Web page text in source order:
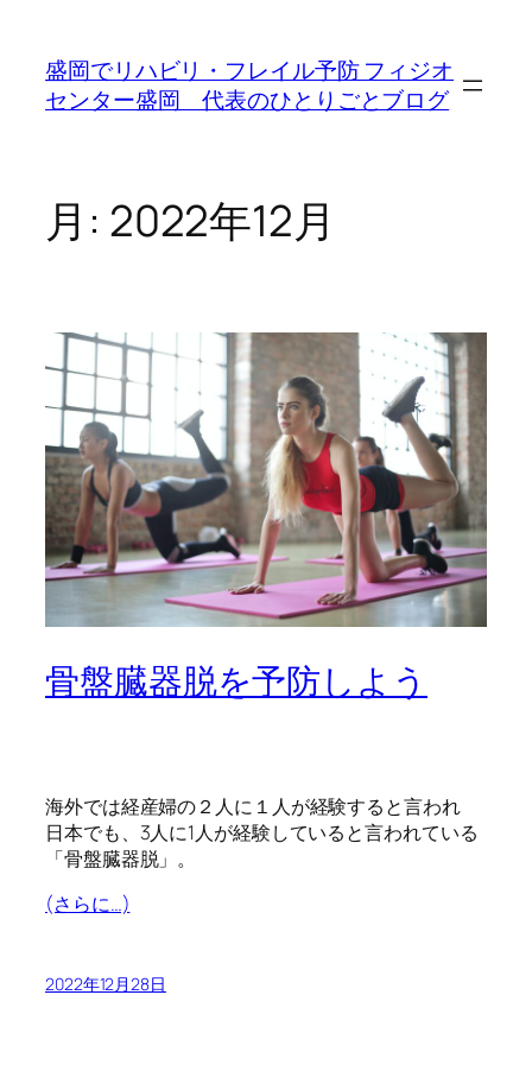
盛岡でリハビリ・フレイル予防 フィジオ
センター盛岡 代表のひとりごとブログ
月: 2022年12月
骨盤臓器脱を予防しよう
海外では経産婦の２人に１人が経験すると言われ
日本でも、3人に1人が経験していると言われている
「骨盤臓器脱」。
(さらに…)
2022年12月28日